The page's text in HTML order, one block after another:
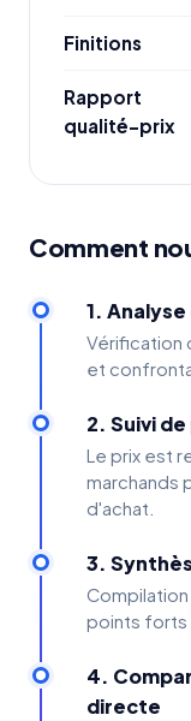
Finitions
Rapport
qualité-prix
Comment
1.
Vérification
et
2. Suivi
Le prix est
marchands
d'achat.
3.
points forts
4.
directe